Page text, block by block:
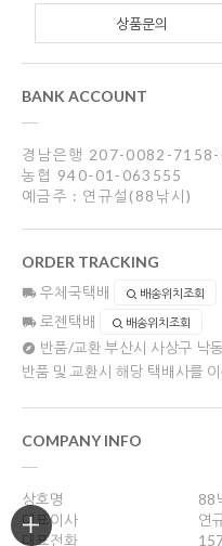
상품문의
BANK ACCOUNT
경남은행 207-0082-7158-
농협 940-01-063555
예금주 : 연규설(88낚시)
ORDER TRACKING
우체국택배 배송위치조회
로젠택배 배송위치조회
반품/교환 부산시 사상구 낙
반품 및 교환시 해당 택배사를
COMPANY INFO
상호명
88
대표이사
연
대표전화